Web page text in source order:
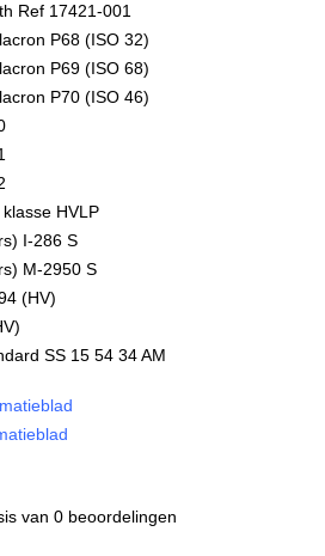
Ref 17421-001
P68 (ISO 32)
P69 (ISO 68)
P70 (ISO 46)
HVLP
I-286 S
M-2950 S
(HV)
SS 15 54 34 AM
van 0 beoordelingen